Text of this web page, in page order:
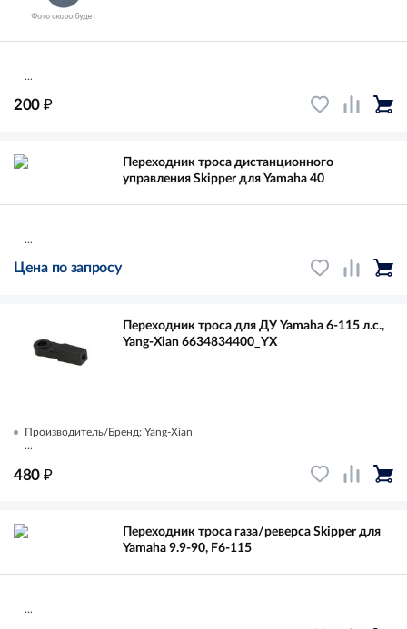
...
200 ₽
Переходник троса дистанционного
управления Skipper для Yamaha 40
...
Цена по запросу
Переходник троса для ДУ Yamaha 6-115 л.с.,
Yang-Xian 6634834400_YX
Производитель/Бренд: Yang-Xian
...
480 ₽
Переходник троса газа/реверса Skipper для
Yamaha 9.9-90, F6-115
...